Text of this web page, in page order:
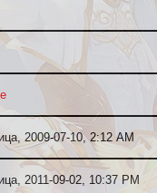
[ Мужчина ]
2009-07-10, 2:12 AM
2011-09-02, 10:37 PM